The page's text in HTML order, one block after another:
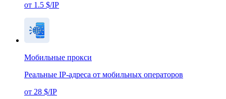
от 1.5 $/IP
Мобильные прокси
Реальные IP-адреса от мобильных операторов
от 28 $/IP